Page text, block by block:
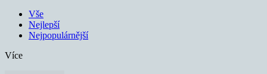
Vše
Nejlepší
Nejpopulárnější
Více